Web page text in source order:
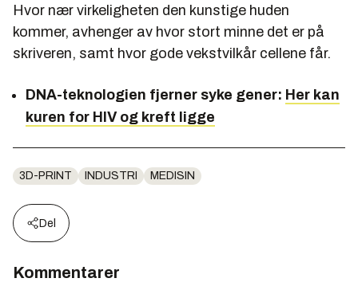
Hvor nær virkeligheten den kunstige huden
kommer, avhenger av hvor stort minne det er på
skriveren, samt hvor gode vekstvilkår cellene får.
DNA-teknologien fjerner syke gener: Her kan
kuren for HIV og kreft ligge
3D-PRINT INDUSTRI MEDISIN
Del
Kommentarer